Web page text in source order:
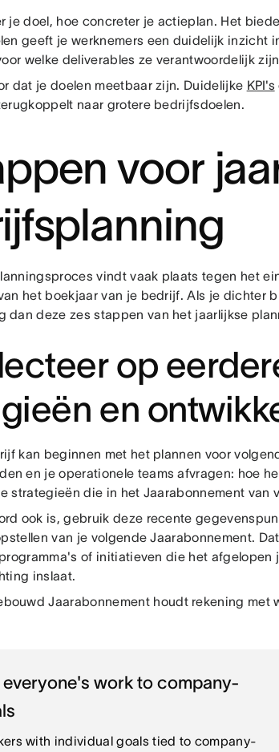
je doel, hoe concreter je actieplan. Het
geeft je werknemers een duidelijk inzicht
welke deliverables ze verantwoordelijk
dat je doelen meetbaar zijn. Duidelijke KPI's
naar grotere bedrijfsdoelen.
voor
vindt vaak plaats tegen het
het boekjaar van je bedrijf. Als je dichter
dan deze zes stappen van het jaarlijkse
op
en
kan beginnen met het plannen voor
en je operationele teams afvragen: hoe
strategieën die in het Jaarabonnement van
ook is, gebruik deze recente
van je volgende Jaarabonnement.
of initiatieven die het afgelopen
inslaat.
Jaarabonnement houdt rekening met
work to company-
with individual goals tied to company-